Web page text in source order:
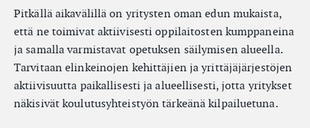
Pitkällä aikavälillä on yritysten oman edun mukaista,
että ne toimivat aktiivisesti oppilaitosten kumppaneina
ja samalla varmistavat opetuksen säilymisen alueella.
Tarvitaan elinkeinojen kehittäjien ja yrittäjäjärjestöjen
aktiivisuutta paikallisesti ja alueellisesti, jotta yritykset
näkisivät koulutusyhteistyön tärkeänä kilpailuetuna.